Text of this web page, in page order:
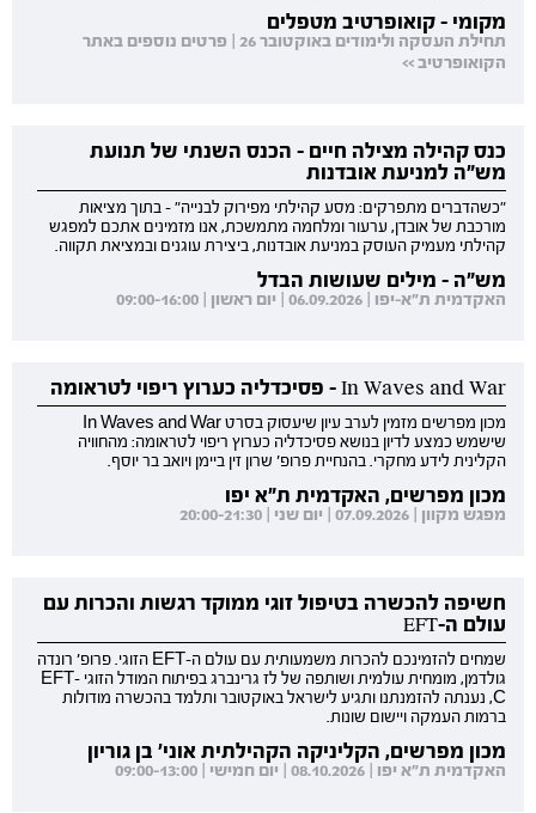
מקומי - קואופרטיב מטפלים
תחילת העסקה ולימודים באוקטובר 26 | פרטים נוספים באתר
הקואופרטיב >>
כנס קהילה מצילה חיים - הכנס השנתי של תנועת
מש"ה למניעת אובדנות
"כשהדברים מתפרקים: מסע קהילתי מפירוק לבנייה" - בתוך מציאות
מורכבת של אובדן, ערעור ומלחמה מתמשכת, אנו מזמינים אתכם למפגש
קהילתי מעמיק העוסק במניעת אובדנות, ביצירת עוגנים ובמציאת תקווה.
מש"ה - מילים שעושות הבדל
האקדמית ת"א-יפו | 06.09.2026 | יום ראשון | 09:00-16:00
In Waves and War - פסיכדליה כערוץ ריפוי לטראומה
מכון מפרשים מזמין לערב עיון שיעסוק בסרט In Waves and War
שישמש כמצע לדיון בנושא פסיכדליה כערוץ ריפוי לטראומה: מהחוויה
הקלינית לידע מחקרי. בהנחיית פרופ' שרון זין ביימן ויואב בר יוסף.
מכון מפרשים, האקדמית ת"א יפו
מפגש מקוון | 07.09.2026 | יום שני | 20:00-21:30
חשיפה להכשרה בטיפול זוגי ממוקד רגשות והכרות עם
עולם ה-EFT
שמחים להזמינכם להכרות משמעותית עם עולם ה-EFT הזוגי. פרופ' רונדה
גולדמן, מומחית עולמית ושותפה של לז גרינברג בפיתוח המודל הזוגי EFT-
C, נענתה להזמנתנו ותגיע לישראל באוקטובר ותלמד בהכשרה מודולות
ברמות העמקה ויישום שונות.
מכון מפרשים, הקליניקה הקהילתית אוני' בן גוריון
האקדמית ת"א יפו | 08.10.2026 | יום חמישי | 09:00-13:00